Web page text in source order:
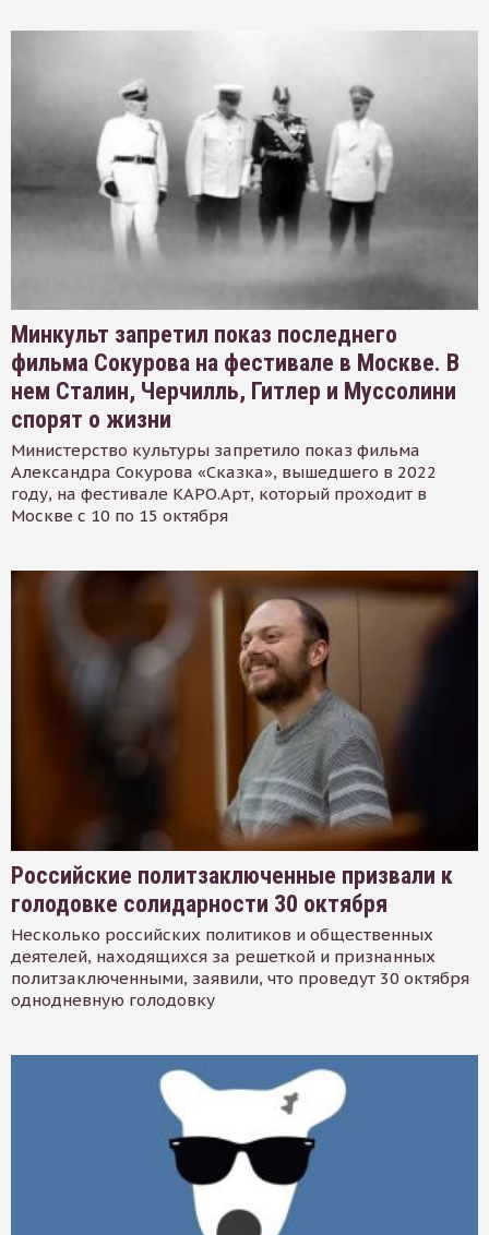
Минкульт запретил показ последнего
фильма Сокурова на фестивале в Москве. В
нем Сталин, Черчилль, Гитлер и Муссолини
спорят о жизни
Министерство культуры запретило показ фильма
Александра Сокурова «Сказка», вышедшего в 2022
году, на фестивале КАРО.Арт, который проходит в
Москве с 10 по 15 октября
Российские политзаключенные призвали к
голодовке солидарности 30 октября
Несколько российских политиков и общественных
деятелей, находящихся за решеткой и признанных
политзаключенными, заявили, что проведут 30 октября
однодневную голодовку